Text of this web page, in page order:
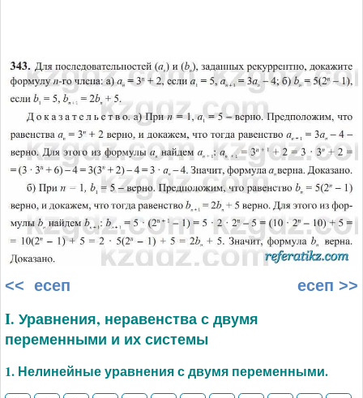
<< есеп есеп >>
I. Уравнения, неравенства с двумя
переменными и их системы
1. Нелинейные уравнения с двумя переменными.